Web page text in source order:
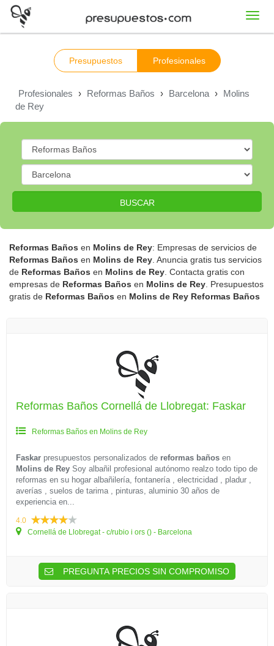
Presupuestos Profesionales
Profesionales › Reformas Baños › Barcelona › Molins
de Rey
BUSCAR
Reformas Baños en Molins de Rey: Empresas de servicios de
Reformas Baños en Molins de Rey . Anuncia gratis tus servicios
de Reformas Baños en Molins de Rey . Contacta gratis con
empresas de Reformas Baños en Molins de Rey . Presupuestos
gratis de Reformas Baños en Molins de Rey Reformas Baños
Reformas Baños Cornellá de Llobregat: Faskar
Reformas Baños en Molins de Rey
Faskar presupuestos personalizados de reformas baños en
Molins de Rey Soy albañil profesional autónomo realzo todo tipo de
reformas en su hogar albañilería, fontanería , electricidad , pladur ,
averías , suelos de tarima , pinturas, aluminio 30 años de
experiencia en...
4.0
Cornellá de Llobregat - c/rubio i ors () - Barcelona
PREGUNTA PRECIOS SIN COMPROMISO